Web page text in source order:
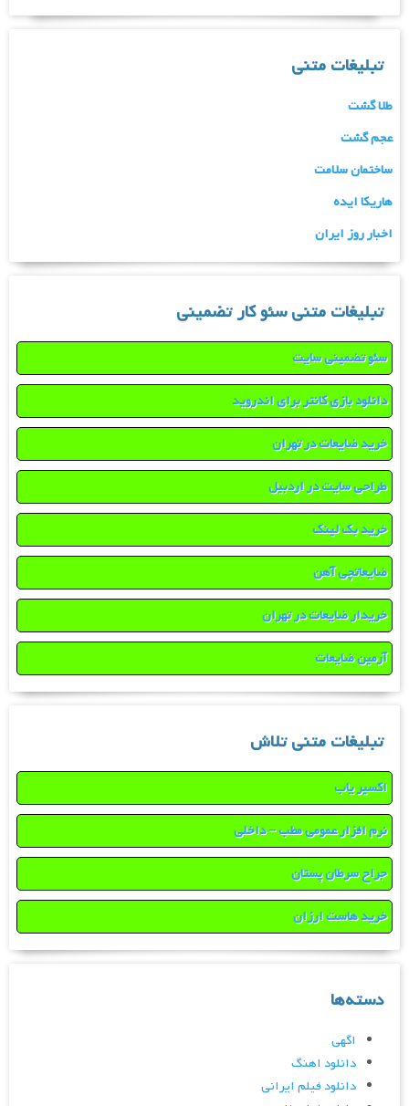
تبلیغات متنی
طلا گشت
عجم گشت
ساختمان سلامت
هاریکا ایده
اخبار روز ایران
تبلیغات متنی سئو کار تضمینی
سئو تضمینی سایت
دانلود بازی کانتر برای اندروید
خرید ضایعات در تهران
طراحی سایت در اردبیل
خرید بک لینک
ضایعاتچی آهن
خریدار ضایعات در تهران
آرمین ضایعات
تبلیغات متنی تلاش
اکسیر یاب
نرم افزار عمومی مطب – داخلی
جراح سرطان پستان
خرید هاست ارزان
دسته‌ها
اگهی
دانلود اهنگ
دانلود فیلم ایرانی